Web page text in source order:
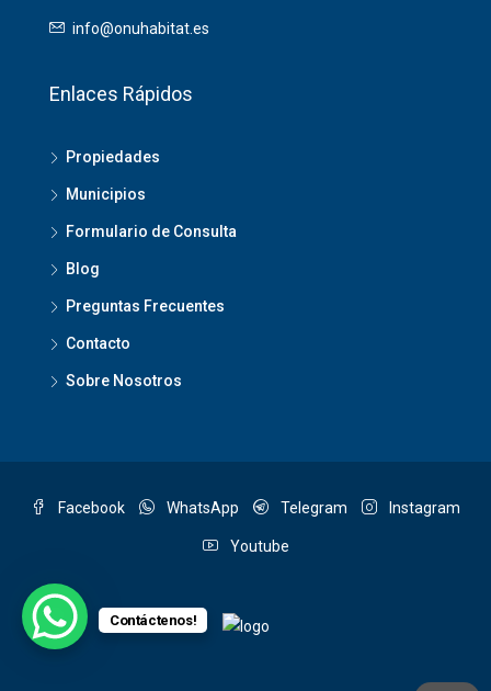
info@onuhabitat.es
Enlaces Rápidos
Propiedades
Municipios
Formulario de Consulta
Blog
Preguntas Frecuentes
Contacto
Sobre Nosotros
Facebook WhatsApp Telegram Instagram
Youtube
Contáctenos!